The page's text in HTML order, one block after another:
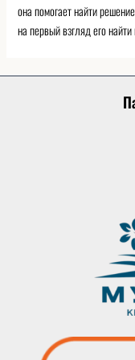
она помогает найти
на первый взгляд его